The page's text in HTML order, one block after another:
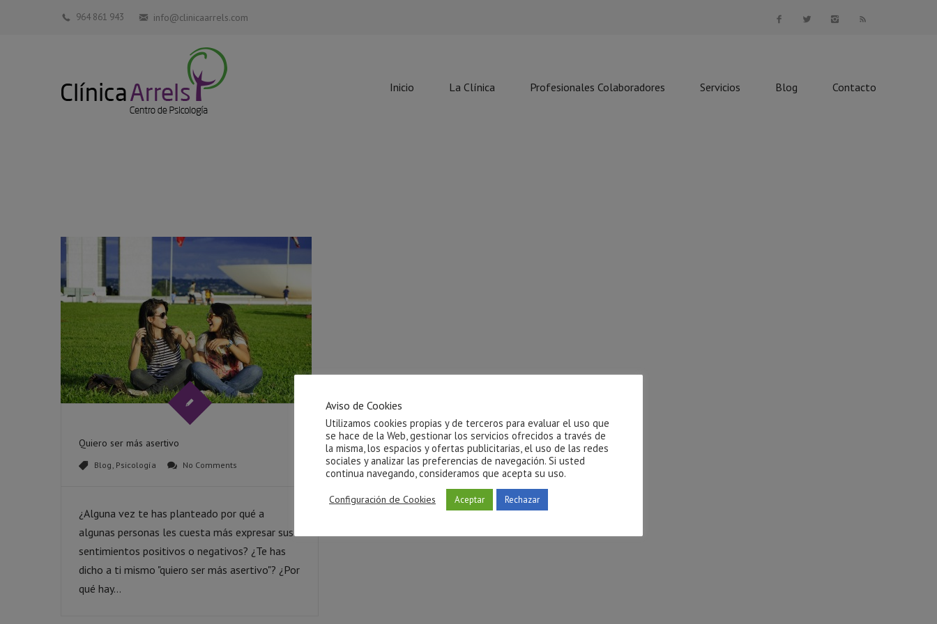
964 861 943 info@clinicaarrels.com
Inicio La Clínica Profesionales Colaboradores Servicios Blog Contacto
Quiero ser más asertivo
Blog, Psicología No Comments
¿Alguna vez te has planteado por qué a
algunas personas les cuesta más expresar sus
sentimientos positivos o negativos? ¿Te has
dicho a ti mismo "quiero ser más asertivo"? ¿Por
qué hay...
Aviso de Cookies
Utilizamos cookies propias y de terceros para evaluar el uso que
se hace de la Web, gestionar los servicios ofrecidos a través de
la misma, los espacios y ofertas publicitarias, el uso de las redes
sociales y analizar las preferencias de navegación. Si usted
continua navegando, consideramos que acepta su uso.
Configuración de Cookies Aceptar Rechazar